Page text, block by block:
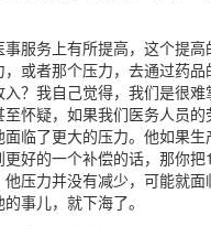
服务上有所提高，这个提
或者那个压力，去通过药品
？我自己觉得，我们是很难
怀疑，如果我们医务人员
临了更大的压力。他如果生
好的一个补偿的话，那你把
压力并没有减少，可能就面
事儿，就下海了。